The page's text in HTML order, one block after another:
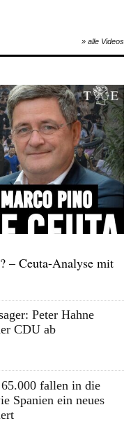
» alle Videos
– Ceuta-Analyse mit
Peter Hahne
CDU ab
fallen in die
Spanien ein neues